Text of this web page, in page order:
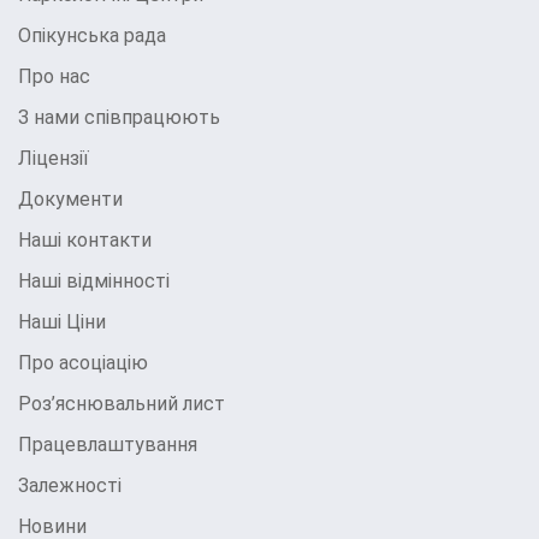
Опікунська рада
Про нас
З нами співпрацюють
Ліцензії
Документи
Наші контакти
Наші відмінності
Наші Ціни
Про асоціацію
Роз’яснювальний лист
Працевлаштування
Залежності
Новини